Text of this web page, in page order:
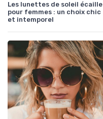
Les lunettes de soleil écaille
pour femmes : un choix chic
et intemporel